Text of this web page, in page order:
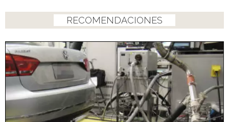
RECOMENDACIONES